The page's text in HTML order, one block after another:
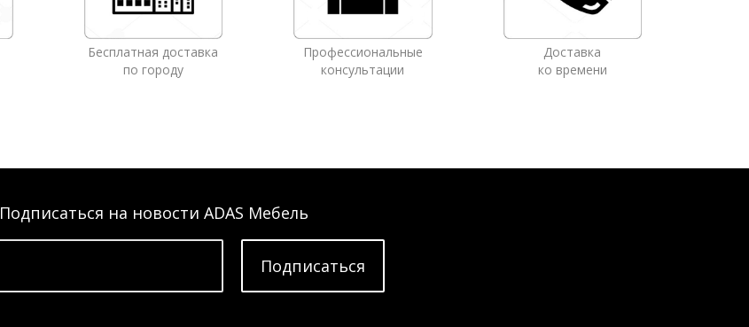
Бесплатная доставка
по городу
Профессиональные
консультации
Доставка
ко времени
Подписаться на новости ADAS Мебель
Подписатьcя